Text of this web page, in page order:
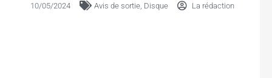
10/05/2024 Avis de sortie Disque La rédaction